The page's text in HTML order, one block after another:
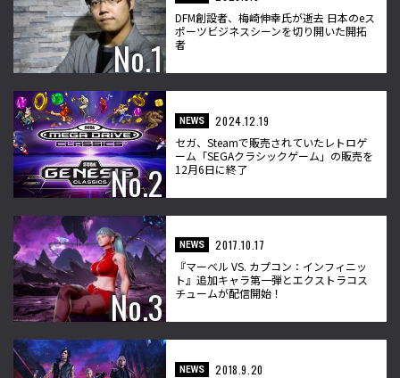
DFM創設者、梅崎伸幸氏が逝去 日本のeス
ポーツビジネスシーンを切り開いた開拓
者
NEWS
2024.12.19
セガ、Steamで販売されていたレトロゲ
ーム「SEGAクラシックゲーム」の販売を
12月6日に終了
NEWS
2017.10.17
『マーベル VS. カプコン：インフィニッ
ト』追加キャラ第一弾とエクストラコス
チュームが配信開始！
NEWS
2018.9.20